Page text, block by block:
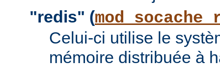
"redis" (
Celui-ci utilise le
mémoire distribuée à